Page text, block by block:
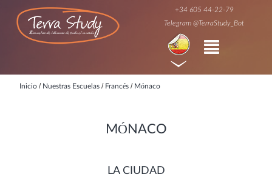
+34 605 44-22-79
Telegram @TerraStudy_Bot
Inicio / Nuestras Escuelas / Francés / Mónaco
MÓNACO
LA CIUDAD